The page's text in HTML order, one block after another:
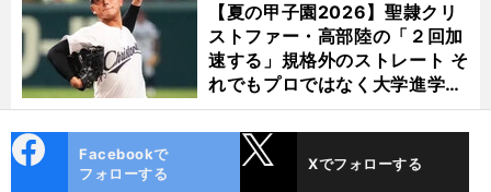
【夏の甲子園2026】聖隷クリ
ストファー・高部陸の「２回加
速する」規格外のストレート そ
れでもプロではなく大学進学を
選ぶ理由
ok
Facebookで
フォローする
Xでフォローする